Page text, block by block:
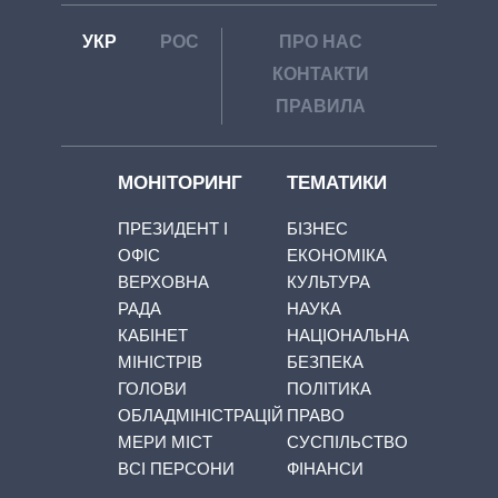
УКР РОС
ПРО НАС
КОНТАКТИ
ПРАВИЛА
МОНІТОРИНГ
ПРЕЗИДЕНТ І
ОФІС
ВЕРХОВНА
РАДА
КАБІНЕТ
МІНІСТРІВ
ГОЛОВИ
ОБЛАДМІНІСТРАЦІЙ
МЕРИ МІСТ
ВСІ ПЕРСОНИ
ТЕМАТИКИ
БІЗНЕС
ЕКОНОМІКА
КУЛЬТУРА
НАУКА
НАЦІОНАЛЬНА
БЕЗПЕКА
ПОЛІТИКА
ПРАВО
СУСПІЛЬСТВО
ФІНАНСИ